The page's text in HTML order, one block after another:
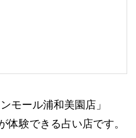
モール浦和美園店」
体験できる占い店です。